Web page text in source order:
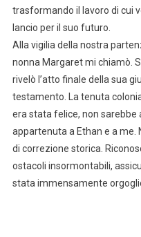
trasformando il lavoro di cui
lancio per il suo futuro.
Alla vigilia della nostra
nonna Margaret mi chiamò.
rivelò l’atto finale della sua
testamento. La tenuta
era stata felice, non sarebbe
appartenuta a Ethan e a me.
di correzione storica.
ostacoli insormontabili,
stata immensamente